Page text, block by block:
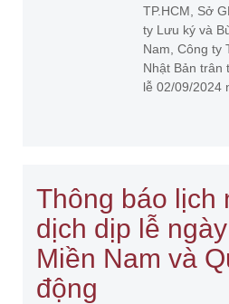
TP.HCM, Sở
ty Lưu ký và
Nam, Công ty
Nhật Bản trân
lễ 02/09/2024
Thông báo lịch
dịch dịp lễ
Miền Nam và
động